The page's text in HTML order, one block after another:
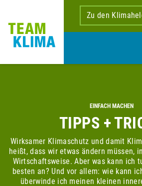
Zu den
EINFACH MACHEN
TIPPS +
Wirksamer Klimaschutz und damit
heißt, dass wir etwas ändern müssen,
Wirtschaftsweise. Aber was kann ich
besten an? Und vor allem: wie kann
überwinde ich meinen kleinen